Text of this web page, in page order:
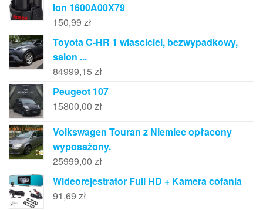
Ion 1600A00X79
150,99 zł
Toyota C-HR 1 wlasciciel, bezwypadkowy,
salon ...
84999,15 zł
Peugeot 107
15800,00 zł
Volkswagen Touran z Niemiec opłacony
wyposażony.
25999,00 zł
Wideorejestrator Full HD + Kamera cofania
91,69 zł